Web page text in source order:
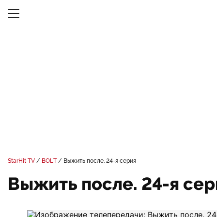
StarHit TV BOLT Выжить после. 24-я серия
Выжить после. 24-я